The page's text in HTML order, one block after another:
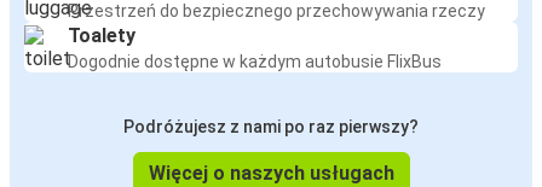
Przestrzeń do bezpiecznego przechowywania rzeczy
Toalety
Dogodnie dostępne w każdym autobusie FlixBus
Podróżujesz z nami po raz pierwszy?
Więcej o naszych usługach